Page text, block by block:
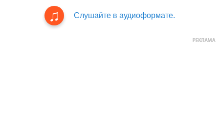
Слушайте в аудиоформате.